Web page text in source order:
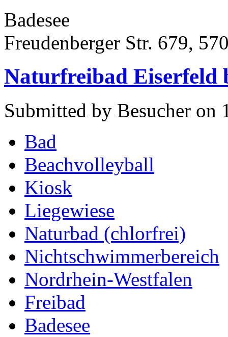
Badesee
Freudenberger Str. 679,
Naturfreibad Eiserfeld
Submitted by Besucher on
Bad
Beachvolleyball
Kiosk
Liegewiese
Naturbad (chlorfrei)
Nichtschwimmerbereich
Nordrhein-Westfalen
Freibad
Badesee